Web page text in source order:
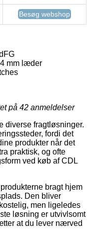
Besøg webshop
mm læder
på 42 anmeldelser
diverse fragtløsninger.
fordi det
produkter når det
praktisk, og ofte
ved køb af CDL
bragt hjem
Den bliver
men ligeledes
løsning er utvivlsomt
at du lever nærved